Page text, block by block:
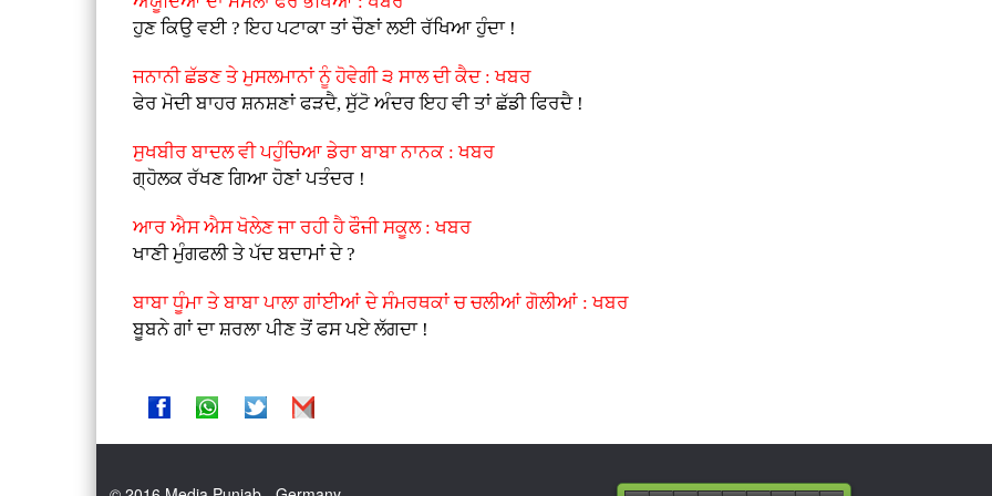
ਹੁਣ ਕਿਉ ਵਈ ? ਇਹ ਪਟਾਕਾ ਤਾਂ ਚੌਣਾਂ ਲਈ ਰੱਖਿਆ ਹੁੰਦਾ !
ਜਨਾਨੀ ਛੱਡਣ ਤੇ ਮੁਸਲਮਾਨਾਂ ਨੂੰ ਹੋਵੇਗੀ ੩ ਸਾਲ ਦੀ ਕੈਦ : ਖਬਰ
ਫੇਰ ਮੋਦੀ ਬਾਹਰ ਸ਼ਨਸ਼ਣਾਂ ਫੜਦੈ, ਸੁੱਟੋ ਅੰਦਰ ਇਹ ਵੀ ਤਾਂ ਛੱਡੀ ਫਿਰਦੈ !
ਸੁਖਬੀਰ ਬਾਦਲ ਵੀ ਪਹੁੰਚਿਆ ਡੇਰਾ ਬਾਬਾ ਨਾਨਕ : ਖਬਰ
ਗ੍ਹੋਲਕ ਰੱਖਣ ਗਿਆ ਹੋਣਾਂ ਪਤੰਦਰ !
ਆਰ ਐਸ ਐਸ ਖੋਲੇਣ ਜਾ ਰਹੀ ਹੈ ਫੌਜੀ ਸਕੂਲ : ਖਬਰ
ਖਾਣੀ ਮੁੰਗਫਲੀ ਤੇ ਪੱਦ ਬਦਾਮਾਂ ਦੇ ?
ਬਾਬਾ ਧੂੰਮਾ ਤੇ ਬਾਬਾ ਪਾਲਾ ਗਾਂਈਆਂ ਦੇ ਸੰਮਰਥਕਾਂ ਚ ਚਲੀਆਂ ਗੋਲੀਆਂ : ਖਬਰ
ਬੂਬਨੇ ਗਾਂ ਦਾ ਸ਼ਰਲਾ ਪੀਣ ਤੋਂ ਫਸ ਪਏ ਲੱਗਦਾ !